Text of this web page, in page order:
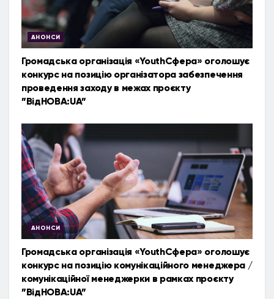
АНОНСИ
Громадська організація «YouthСфера» оголошує
конкурс на позицію організатора забезпечення
проведення заходу в межах проєкту
”ВідНОВА:UA”
АНОНСИ
Громадська організація «YouthСфера» оголошує
конкурс на позицію комунікаційного менеджера /
комунікаційної менеджерки в рамках проєкту
”ВідНОВА:UA”